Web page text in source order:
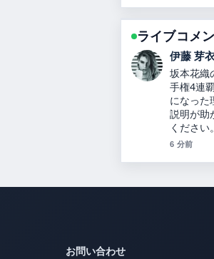
ライブコメ
鈴木 蒼
カズレー
の交際を
最新情報
丁寧で、
8 分前
読者の指摘や訂正を素早く振り分ける、